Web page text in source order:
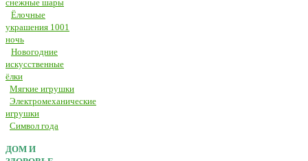
снежные шары
Ёлочные
украшения 1001
ночь
Новогодние
искусственные
ёлки
Мягкие игрушки
Электромеханические
игрушки
Символ года
ДОМ И